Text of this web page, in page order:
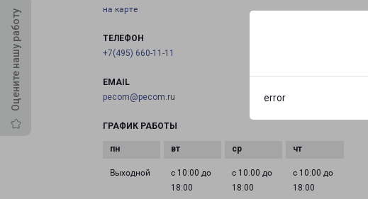
error
Оцените нашу работу на карте
ТЕЛЕФОН
+7(495) 660-11-11
EMAIL
pecom@pecom.ru
ГРАФИК РАБОТЫ
Выходной
с 10:00 до
18:00
с 10:00 до
18:00
с 10:00 до
18:00